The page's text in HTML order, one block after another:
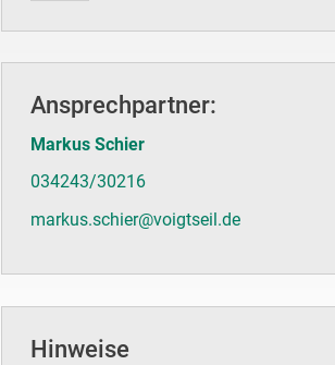
Ansprechpartner:
Markus Schier
034243/30216
markus.schier@voigtseil.de
Hinweise